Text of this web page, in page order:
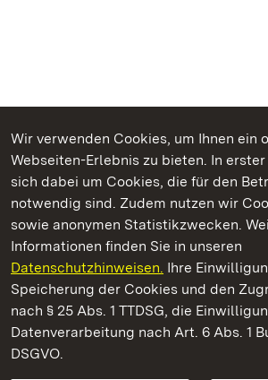
Wir verwenden Cookies, um Ihnen ein
Webseiten-Erlebnis zu bieten. In
sich dabei um Cookies, die für den
notwendig sind. Zudem nutzen wir
sowie anonymen Statistikzwecken.
Informationen finden Sie in unseren
Datenschutzhinweisen. Ihre
Speicherung der Cookies und den
nach § 25 Abs. 1 TTDSG, die
Datenverarbeitung nach Art. 6 Abs. 1
DSGVO.
Kommen. Staunen. Genießen.
Staatliche Schlösser und Gärten
Staatliche Schlösser und Gärten
Kontakt